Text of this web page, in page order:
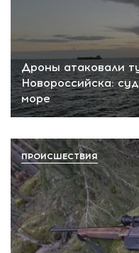
Дроны атаковали
Новороссийска:
море
ПРОИСШЕСТВИЯ